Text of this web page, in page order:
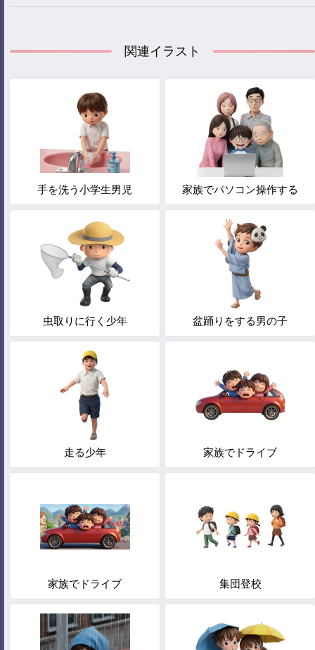
関連イラスト
手を洗う小学生男児 家族でパソコン操作する
虫取りに行く少年 盆踊りをする男の子
走る少年 家族でドライブ
家族でドライブ 集団登校